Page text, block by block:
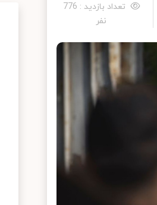
تعداد بازدید : 776
نفر